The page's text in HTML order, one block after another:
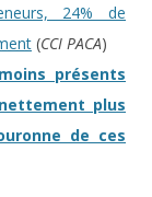
24% de
(CCI PACA)
présents
plus
de ces